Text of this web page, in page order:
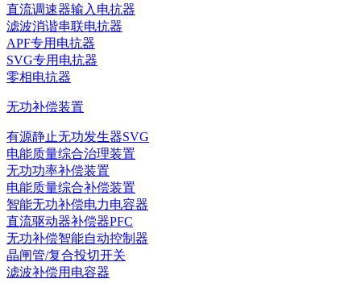
直流调速器输入电抗器
滤波消谐串联电抗器
APF专用电抗器
SVG专用电抗器
零相电抗器
无功补偿装置
有源静止无功发生器SVG
电能质量综合治理装置
无功功率补偿装置
电能质量综合补偿装置
智能无功补偿电力电容器
直流驱动器补偿器PFC
无功补偿智能自动控制器
晶闸管/复合投切开关
滤波补偿用电容器